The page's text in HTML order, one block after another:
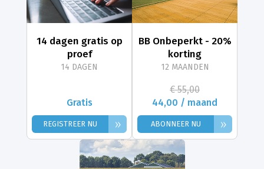
14 dagen gratis op
proef
14 DAGEN
Gratis
REGISTREER NU »
BB Onbeperkt - 20%
korting
12 MAANDEN
€ 55,00
44,00 / maand
ABONNEER NU »